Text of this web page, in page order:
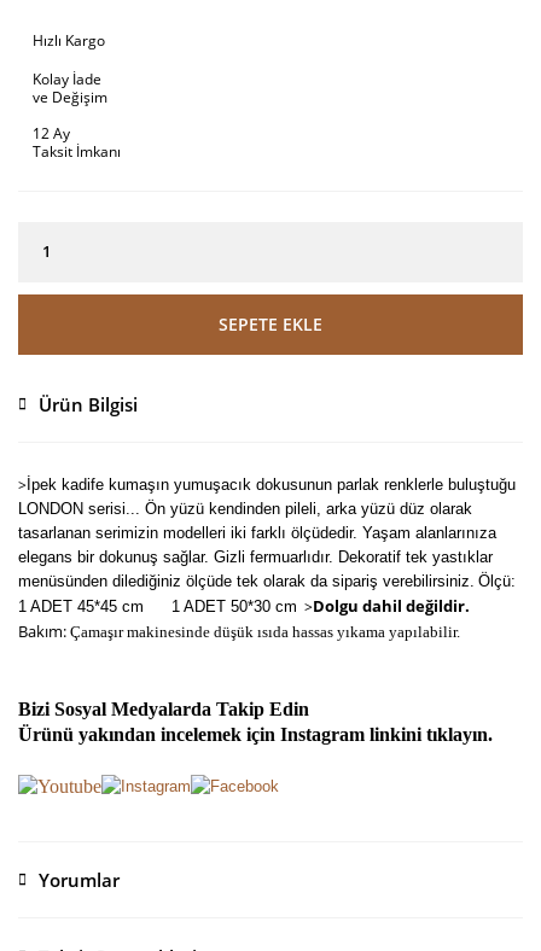
Hızlı Kargo
Kolay İade
ve Değişim
12 Ay
Taksit İmkanı
SEPETE EKLE
Ürün Bilgisi
>İpek kadife kumaşın yumuşacık dokusunun parlak renklerle buluştuğu
LONDON serisi... Ön yüzü kendinden pileli, arka yüzü düz olarak
tasarlanan serimizin modelleri iki farklı ölçüdedir. Yaşam alanlarınıza
elegans bir dokunuş sağlar. Gizli fermuarlıdır. Dekoratif tek yastıklar
menüsünden dilediğiniz ölçüde tek olarak da sipariş verebilirsiniz. Ölçü:
1 ADET 45*45 cm
1 ADET 50*30 cm >Dolgu dahil değildir.
Bakım: Çamaşır makinesinde düşük ısıda hassas yıkama yapılabilir.
Bizi Sosyal Medyalarda Takip Edin
Ürünü yakından incelemek için Instagram linkini tıklayın.
Yorumlar